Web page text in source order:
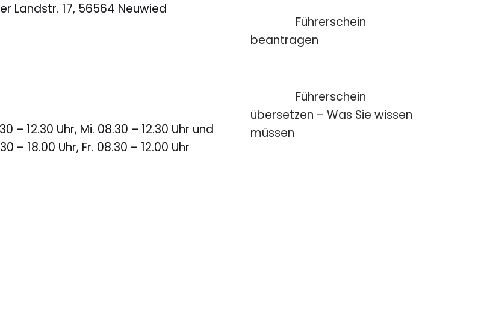
Landstr. 17, 56564 Neuwied
– 12.30 Uhr, Mi. 08.30 – 12.30 Uhr und
– 18.00 Uhr, Fr. 08.30 – 12.00 Uhr
Führerschein
beantragen
Führerschein
übersetzen – Was Sie wissen
müssen